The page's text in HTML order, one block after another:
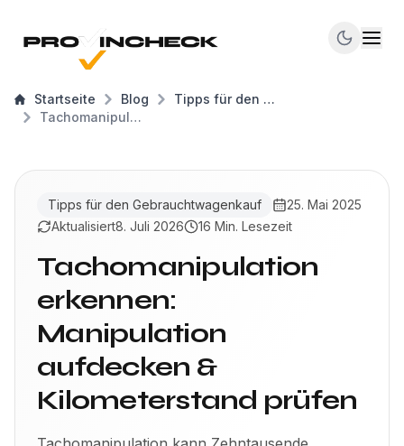
Startseite Blog
Tipps für den Gebrauchtwagenkauf
Tachomanipulation erkennen: Manipulation aufdecken & Kilometerstand prüfen
Tipps für den Gebrauchtwagenkauf
25. Mai 2025
Aktualisiert8. Juli 2026 16 Min. Lesezeit
Tachomanipulation
erkennen:
Manipulation
aufdecken &
Kilometerstand prüfen